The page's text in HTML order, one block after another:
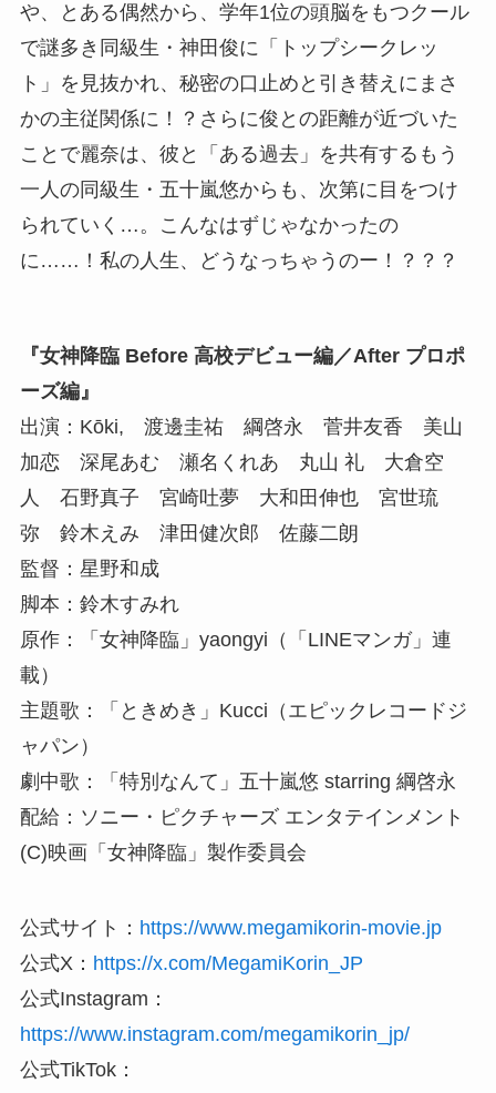
や、とある偶然から、学年1位の頭脳をもつクール
で謎多き同級生・神田俊に「トップシークレッ
ト」を見抜かれ、秘密の口止めと引き替えにまさ
かの主従関係に！？さらに俊との距離が近づいた
ことで麗奈は、彼と「ある過去」を共有するもう
一人の同級生・五十嵐悠からも、次第に目をつけ
られていく…。こんなはずじゃなかったの
に……！私の人生、どうなっちゃうのー！？？？
『女神降臨 Before 高校デビュー編／After プロポ
ーズ編』
出演：Kōki, 渡邊圭祐 綱啓永 菅井友香 美山
加恋 深尾あむ 瀬名くれあ 丸山 礼 大倉空
人 石野真子 宮崎吐夢 大和田伸也 宮世琉
弥 鈴木えみ 津田健次郎 佐藤二朗
監督：星野和成
脚本：鈴木すみれ
原作：「女神降臨」yaongyi（「LINEマンガ」連
載）
主題歌：「ときめき」Kucci（エピックレコードジ
ャパン）
劇中歌：「特別なんて」五十嵐悠 starring 綱啓永
配給：ソニー・ピクチャーズ エンタテインメント
(C)映画「女神降臨」製作委員会
公式サイト： https://www.megamikorin-movie.jp
公式X： https://x.com/MegamiKorin_JP
公式Instagram：
https://www.instagram.com/megamikorin_jp/
公式TikTok：